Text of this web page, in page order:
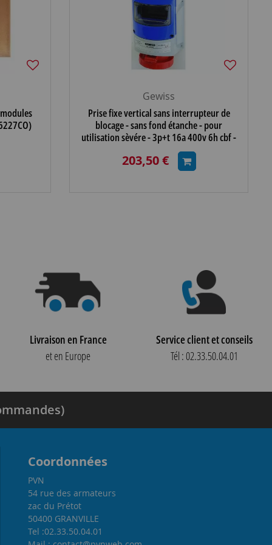
Gewiss
Prise fixe vertical sans interrupteur de
blocage - sans fond étanche - pour
utilisation sèvére - 3p+t 16a 400v 6h cbf -
203,50 €
Livraison en France
et en Europe
Service client et conseils
Tél : 02.33.50.04.01
Coordonnées
PVN
54 rue des armateurs
zac du Prétot
50400 GRANVILLE
Tel :02.33.50.04.01